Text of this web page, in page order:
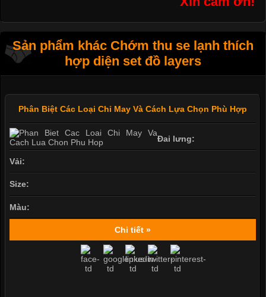
Sản phẩm khác Chớm thu se lạnh thích
hợp diện set đồ layers
Phân Biệt Các Loại Chỉ May Và Cách Lựa Chọn Phù Hợp
Đai lưng:
Vải:
Size:
Màu:
Chi tiết »